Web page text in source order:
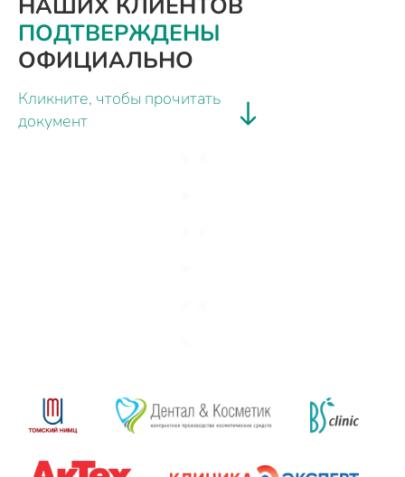
НАШИХ КЛИЕНТОВ
ПОДТВЕРЖДЕНЫ
ОФИЦИАЛЬНО
Кликните, чтобы прочитать
документ